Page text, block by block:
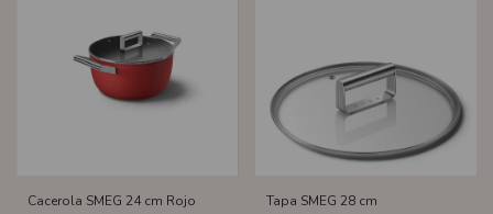
Cacerola SMEG 24 cm Rojo Tapa SMEG 28 cm